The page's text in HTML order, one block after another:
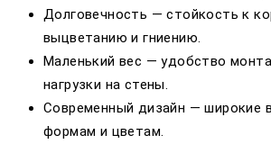
Долговечность — стойкость к
выцветанию и гниению.
Маленький вес — удобство
нагрузки на стены.
Современный дизайн — широкие
формам и цветам.